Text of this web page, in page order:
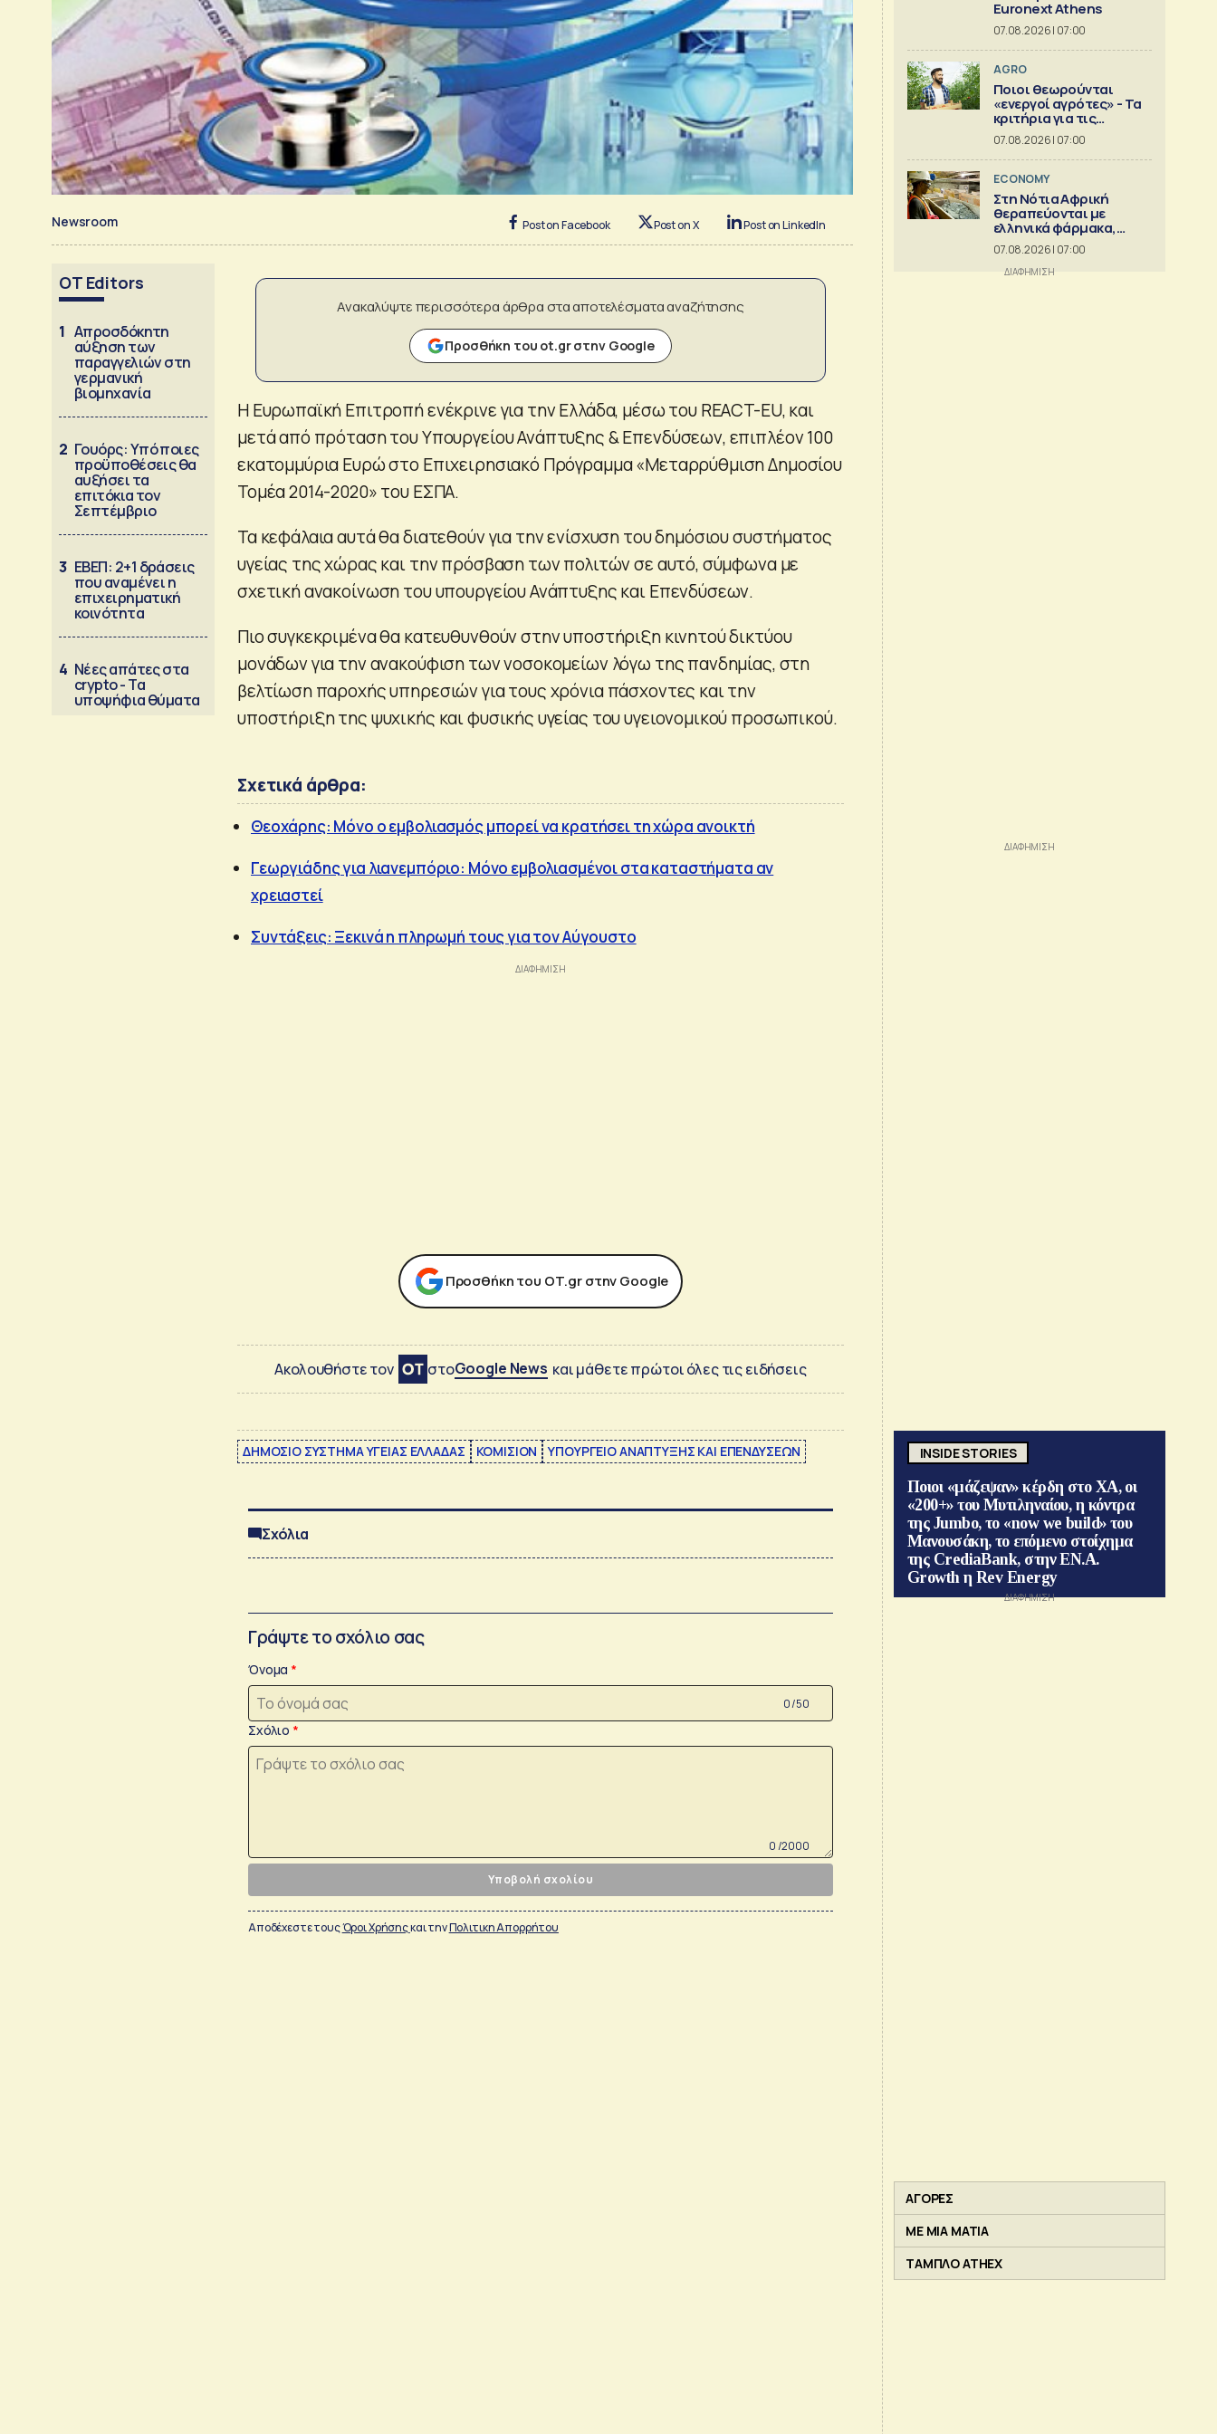
Newsroom Post on Facebook Post on X Post on LinkedIn
OT Editors
1 Απροσδόκητη
αύξηση των
παραγγελιών στη
γερμανική
βιομηχανία
2 Γουόρς: Υπό ποιες
προϋποθέσεις θα
αυξήσει τα
επιτόκια τον
Σεπτέμβριο
3 ΕΒΕΠ: 2+1 δράσεις
που αναμένει η
επιχειρηματική
κοινότητα
4 Νέες απάτες στα
crypto - Τα
υποψήφια θύματα
Ανακαλύψτε περισσότερα άρθρα στα αποτελέσματα αναζήτησης
Προσθήκη του ot.gr στην Google
Η Ευρωπαϊκή Επιτροπή ενέκρινε για την Ελλάδα, μέσω του REACT-EU, και
μετά από πρόταση του Υπουργείου Ανάπτυξης & Επενδύσεων, επιπλέον 100
εκατομμύρια Ευρώ στο Επιχειρησιακό Πρόγραμμα «Μεταρρύθμιση Δημοσίου
Τομέα 2014-2020» του ΕΣΠΑ.
Τα κεφάλαια αυτά θα διατεθούν για την ενίσχυση του δημόσιου συστήματος
υγείας της χώρας και την πρόσβαση των πολιτών σε αυτό, σύμφωνα με
σχετική ανακοίνωση του υπουργείου Ανάπτυξης και Επενδύσεων.
Πιο συγκεκριμένα θα κατευθυνθούν στην υποστήριξη κινητού δικτύου
μονάδων για την ανακούφιση των νοσοκομείων λόγω της πανδημίας, στη
βελτίωση παροχής υπηρεσιών για τους χρόνια πάσχοντες και την
υποστήριξη της ψυχικής και φυσικής υγείας του υγειονομικού προσωπικού.
Σχετικά άρθρα:
Θεοχάρης: Μόνο ο εμβολιασμός μπορεί να κρατήσει τη χώρα ανοικτή
Γεωργιάδης για λιανεμπόριο: Μόνο εμβολιασμένοι στα καταστήματα αν
χρειαστεί
Συντάξεις: Ξεκινά η πληρωμή τους για τον Αύγουστο
Προσθήκη του ΟΤ.gr στην Google
Ακολουθήστε τον στοGoogle News και μάθετε πρώτοι όλες τις ειδήσεις
ΔΗΜΟΣΙΟ ΣΥΣΤΗΜΑ ΥΓΕΙΑΣ ΕΛΛΑΔΑΣ ΚΟΜΙΣΙΟΝ ΥΠΟΥΡΓΕΙΟ ΑΝΑΠΤΥΞΗΣ ΚΑΙ ΕΠΕΝΔΥΣΕΩΝ
Σχόλια
Γράψτε το σχόλιο σας
Όνομα
0 /50
Σχόλιο
0 /2000
Υποβολή σχολίου
Αποδέχεστε τουςΌροι Χρήσηςκαι τηνΠολιτικη Απορρήτου
Euronext Athens
07.08.2026 | 07:00
AGRO
Ποιοι θεωρούνται
«ενεργοί αγρότες» - Τα
κριτήρια για τις
ενισχύσεις
07.08.2026 | 07:00
ECONOMY
Στη Νότια Αφρική
θεραπεύονται με
ελληνικά φάρμακα,
στέλνουν αργίλιο
07.08.2026 | 07:00
INSIDE STORIES
Ποιοι «μάζεψαν» κέρδη στο ΧΑ, οι
«200+» του Μυτιληναίου, η κόντρα
της Jumbo, το «now we build» του
Μανουσάκη, το επόμενο στοίχημα
της CrediaBank, στην ΕΝ.Α.
Growth η Rev Energy
ΑΓΟΡΕΣ
ΜΕ ΜΙΑ ΜΑΤΙΑ
ΤΑΜΠΛΟ ATHEX